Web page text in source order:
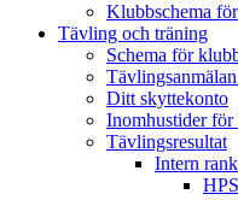
Klubbschema
Tävling och träning
Schema för
Ditt skyttekonto
Inomhustider
Tävlingsresultat
Intern